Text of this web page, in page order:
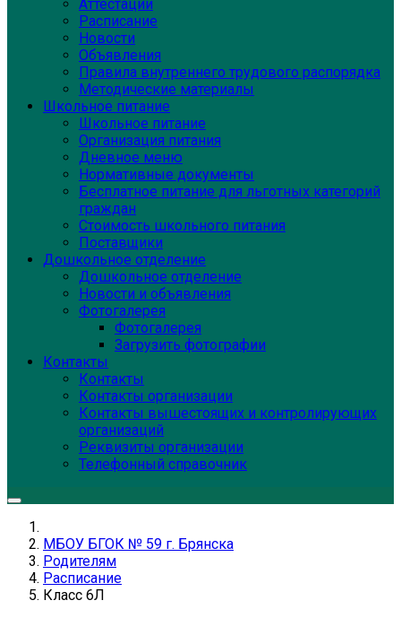
Аттестации
Расписание
Новости
Объявления
Правила внутреннего трудового распорядка
Методические материалы
Школьное питание
Школьное питание
Организация питания
Дневное меню
Нормативные документы
Бесплатное питание для льготных категорий
граждан
Стоимость школьного питания
Поставщики
Дошкольное отделение
Дошкольное отделение
Новости и объявления
Фотогалерея
Фотогалерея
Загрузить фотографии
Контакты
Контакты
Контакты организации
Контакты вышестоящих и контролирующих
организаций
Реквизиты организации
Телефонный справочник
МБОУ БГОК № 59 г. Брянска
Родителям
Расписание
Класс 6Л